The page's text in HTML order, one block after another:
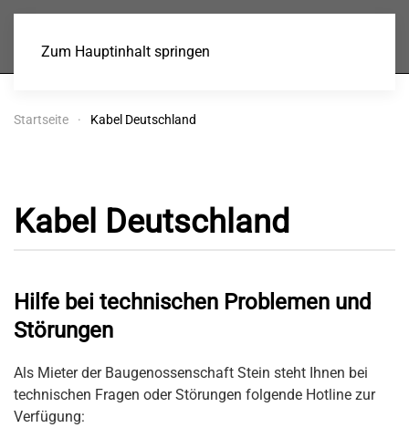
Zum Hauptinhalt springen
Stein eG
Startseite Kabel Deutschland
Kabel Deutschland
Hilfe bei technischen Problemen und
Störungen
Als Mieter der Baugenossenschaft Stein steht Ihnen bei
technischen Fragen oder Störungen folgende Hotline zur
Verfügung: